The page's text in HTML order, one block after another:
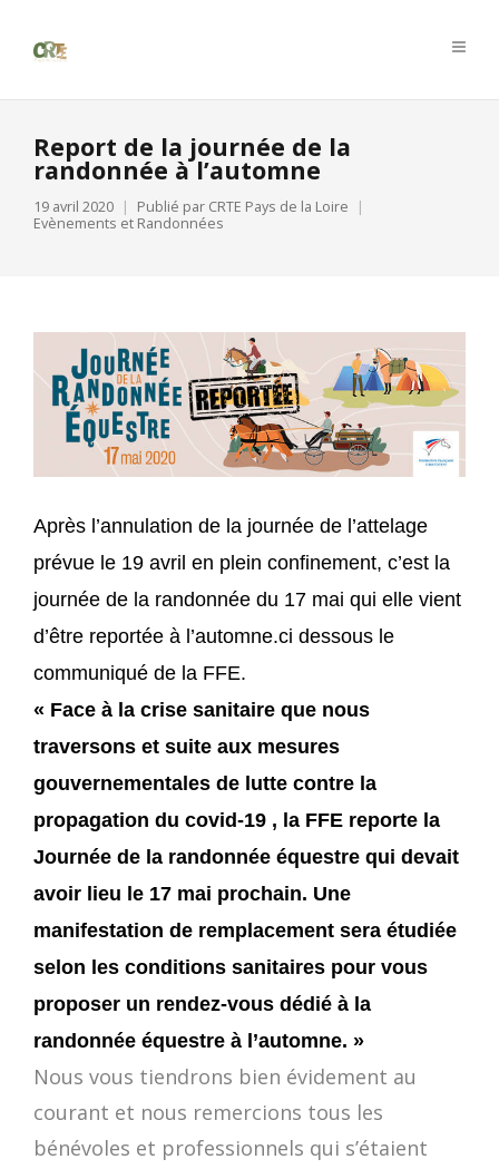
Report de la journée de la
randonnée à l’automne
19 avril 2020 Publié par CRTE Pays de la Loire
Evènements et Randonnées
Après l’annulation de la journée de l’attelage
prévue le 19 avril en plein confinement, c’est la
journée de la randonnée du 17 mai qui elle vient
d’être reportée à l’automne.ci dessous le
communiqué de la FFE.
« Face à la crise sanitaire que nous
traversons et suite aux mesures
gouvernementales de lutte contre la
propagation du covid-19 , la FFE reporte la
Journée de la randonnée équestre qui devait
avoir lieu le 17 mai prochain. Une
manifestation de remplacement sera étudiée
selon les conditions sanitaires pour vous
proposer un rendez-vous dédié à la
randonnée équestre à l’automne. »
Nous vous tiendrons bien évidement au
courant et nous remercions tous les
bénévoles et professionnels qui s’étaient